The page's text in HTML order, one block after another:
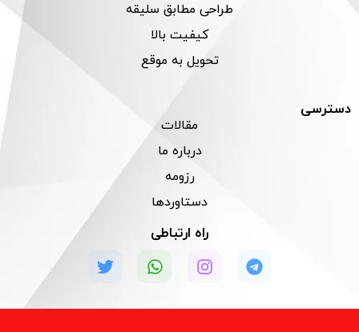
طراحی مطابق سلیقه
کیفیت بالا
تحویل به موقع
دسترسی
مقالات
درباره ما
رزومه
دستاوردها
راه ارتباطی